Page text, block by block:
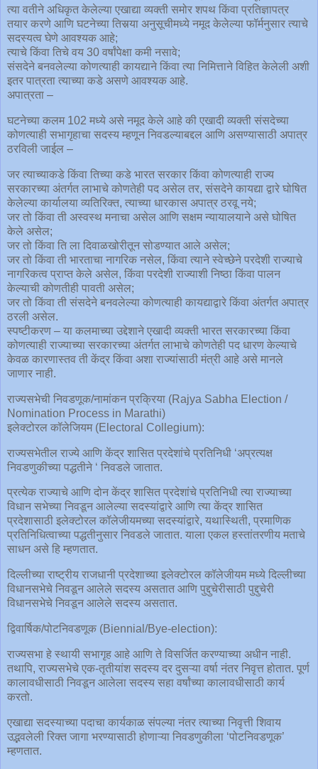
त्या वतीने अधिकृत केलेल्या एखाद्या व्यक्ती समोर शपथ किंवा प्रतिज्ञापत्र
तयार करणे आणि घटनेच्या तिसर्‍या अनुसूचीमध्ये नमूद केलेल्या फॉर्मनुसार त्याचे
सदस्यत्व घेणे आवश्यक आहे;
त्याचे किंवा तिचे वय 30 वर्षांपेक्षा कमी नसावे;
संसदेने बनवलेल्या कोणत्याही कायद्याने किंवा त्या निमित्ताने विहित केलेली अशी
इतर पात्रता त्याच्या कडे असणे आवश्यक आहे.
अपात्रता –
घटनेच्या कलम 102 मध्ये असे नमूद केले आहे की एखादी व्यक्ती संसदेच्या
कोणत्याही सभागृहाचा सदस्य म्हणून निवडल्याबद्दल आणि असण्यासाठी अपात्र
ठरविली जाईल –
जर त्याच्याकडे किंवा तिच्या कडे भारत सरकार किंवा कोणत्याही राज्य
सरकारच्या अंतर्गत लाभाचे कोणतेही पद असेल तर, संसदेने कायद्या द्वारे घोषित
केलेल्या कार्यालया व्यतिरिक्त, त्याच्या धारकास अपात्र ठरवू नये;
जर तो किंवा ती अस्वस्थ मनाचा असेल आणि सक्षम न्यायालयाने असे घोषित
केले असेल;
जर तो किंवा ति ला दिवाळखोरीतून सोडण्यात आले असेल;
जर तो किंवा ती भारताचा नागरिक नसेल, किंवा त्याने स्वेच्छेने परदेशी राज्याचे
नागरिकत्व प्राप्त केले असेल, किंवा परदेशी राज्याशी निष्ठा किंवा पालन
केल्याची कोणतीही पावती असेल;
जर तो किंवा ती संसदेने बनवलेल्या कोणत्याही कायद्याद्वारे किंवा अंतर्गत अपात्र
ठरली असेल.
स्पष्टीकरण – या कलमाच्या उद्देशाने एखादी व्यक्ती भारत सरकारच्या किंवा
कोणत्याही राज्याच्या सरकारच्या अंतर्गत लाभाचे कोणतेही पद धारण केल्याचे
केवळ कारणास्तव ती केंद्र किंवा अशा राज्यांसाठी मंत्री आहे असे मानले
जाणार नाही.
राज्यसभेची निवडणूक/नामांकन प्रक्रिया (Rajya Sabha Election /
Nomination Process in Marathi)
इलेक्टोरल कॉलेजियम (Electoral Collegium):
राज्यसभेतील राज्ये आणि केंद्र शासित प्रदेशांचे प्रतिनिधी ‘अप्रत्यक्ष
निवडणुकीच्या पद्धतीने ‘ निवडले जातात.
प्रत्येक राज्याचे आणि दोन केंद्र शासित प्रदेशांचे प्रतिनिधी त्या राज्याच्या
विधान सभेच्या निवडून आलेल्या सदस्यांद्वारे आणि त्या केंद्र शासित
प्रदेशासाठी इलेक्टोरल कॉलेजीयमच्या सदस्यांद्वारे, यथास्थिती, प्रमाणिक
प्रतिनिधित्वाच्या पद्धतीनुसार निवडले जातात. याला एकल हस्तांतरणीय मताचे
साधन असे हि म्हणतात.
दिल्लीच्या राष्ट्रीय राजधानी प्रदेशाच्या इलेक्टोरल कॉलेजीयम मध्ये दिल्लीच्या
विधानसभेचे निवडून आलेले सदस्य असतात आणि पुद्दुचेरीसाठी पुद्दुचेरी
विधानसभेचे निवडून आलेले सदस्य असतात.
द्विवार्षिक/पोटनिवडणूक (Biennial/Bye-election):
राज्यसभा हे स्थायी सभागृह आहे आणि ते विसर्जित करण्याच्या अधीन नाही.
तथापि, राज्यसभेचे एक-तृतीयांश सदस्य दर दुसऱ्या वर्षा नंतर निवृत्त होतात. पूर्ण
कालावधीसाठी निवडून आलेला सदस्य सहा वर्षांच्या कालावधीसाठी कार्य
करतो.
एखाद्या सदस्याच्या पदाचा कार्यकाळ संपल्या नंतर त्याच्या निवृत्ती शिवाय
उद्भवलेली रिक्त जागा भरण्यासाठी होणाऱ्या निवडणुकीला ‘पोटनिवडणूक’
म्हणतात.